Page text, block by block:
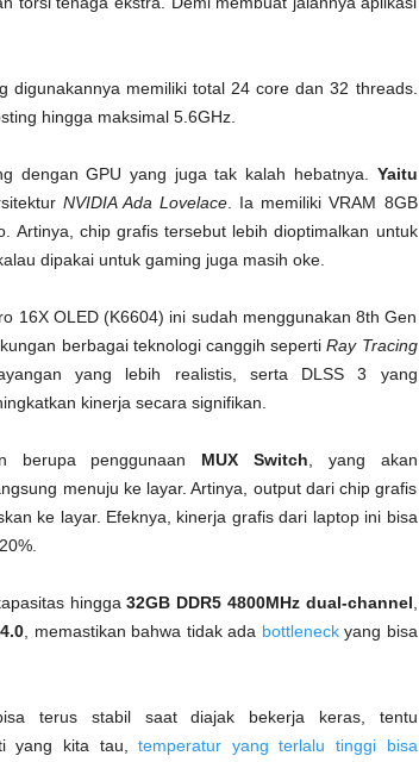
digunakannya memiliki total 24 core dan 32 threads.
hingga maksimal 5.6GHz.
dengan GPU yang juga tak kalah hebatnya. Yaitu
NVIDIA Ada Lovelace . Ia memiliki VRAM 8GB
Artinya, chip grafis tersebut lebih dioptimalkan untuk
dipakai untuk gaming juga masih oke.
16X OLED (K6604) ini sudah menggunakan 8th Gen
berbagai teknologi canggih sepertiRay Tracing
yang lebih realistis, serta DLSS 3 yang
kinerja secara signifikan.
berupa penggunaan MUX Switch , yang akan
menuju ke layar. Artinya, output dari chip grafis
ke layar. Efeknya, kinerja grafis dari laptop ini bisa
hingga32GB DDR5 4800MHz dual-channel
, memastikan bahwa tidak ada bottleneckyang bisa
terus stabil saat diajak bekerja keras, tentu
yang kita tau,temperatur yang terlalu tinggi bisa